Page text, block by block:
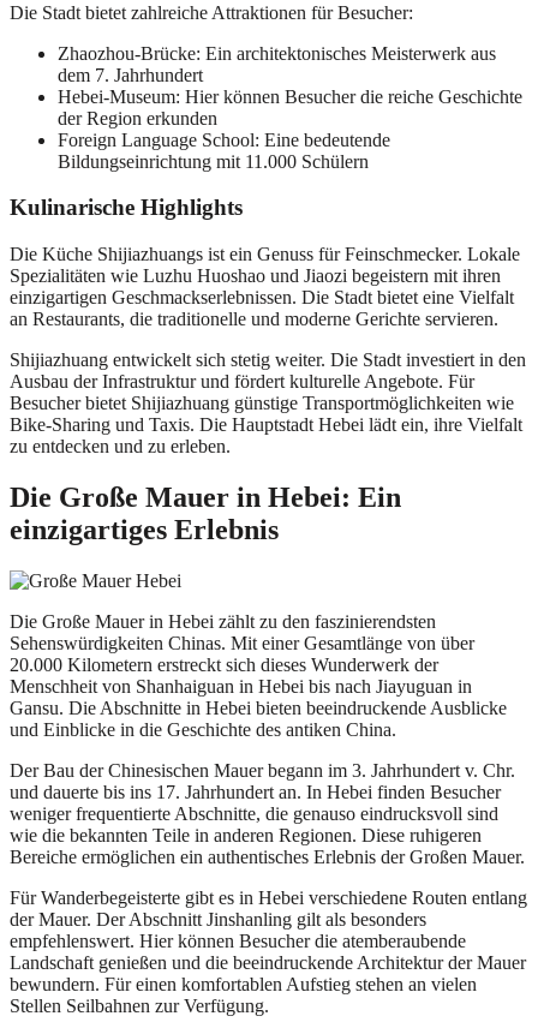
Die Stadt bietet zahlreiche Attraktionen für Besucher:
Zhaozhou-Brücke: Ein architektonisches Meisterwerk aus
dem 7. Jahrhundert
Hebei-Museum: Hier können Besucher die reiche Geschichte
der Region erkunden
Foreign Language School: Eine bedeutende
Bildungseinrichtung mit 11.000 Schülern
Kulinarische Highlights
Die Küche Shijiazhuangs ist ein Genuss für Feinschmecker. Lokale
Spezialitäten wie Luzhu Huoshao und Jiaozi begeistern mit ihren
einzigartigen Geschmackserlebnissen. Die Stadt bietet eine Vielfalt
an Restaurants, die traditionelle und moderne Gerichte servieren.
Shijiazhuang entwickelt sich stetig weiter. Die Stadt investiert in den
Ausbau der Infrastruktur und fördert kulturelle Angebote. Für
Besucher bietet Shijiazhuang günstige Transportmöglichkeiten wie
Bike-Sharing und Taxis. Die Hauptstadt Hebei lädt ein, ihre Vielfalt
zu entdecken und zu erleben.
Die Große Mauer in Hebei: Ein
einzigartiges Erlebnis
Die Große Mauer in Hebei zählt zu den faszinierendsten
Sehenswürdigkeiten Chinas. Mit einer Gesamtlänge von über
20.000 Kilometern erstreckt sich dieses Wunderwerk der
Menschheit von Shanhaiguan in Hebei bis nach Jiayuguan in
Gansu. Die Abschnitte in Hebei bieten beeindruckende Ausblicke
und Einblicke in die Geschichte des antiken China.
Der Bau der Chinesischen Mauer begann im 3. Jahrhundert v. Chr.
und dauerte bis ins 17. Jahrhundert an. In Hebei finden Besucher
weniger frequentierte Abschnitte, die genauso eindrucksvoll sind
wie die bekannten Teile in anderen Regionen. Diese ruhigeren
Bereiche ermöglichen ein authentisches Erlebnis der Großen Mauer.
Für Wanderbegeisterte gibt es in Hebei verschiedene Routen entlang
der Mauer. Der Abschnitt Jinshanling gilt als besonders
empfehlenswert. Hier können Besucher die atemberaubende
Landschaft genießen und die beeindruckende Architektur der Mauer
bewundern. Für einen komfortablen Aufstieg stehen an vielen
Stellen Seilbahnen zur Verfügung.